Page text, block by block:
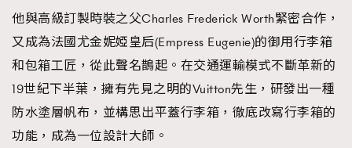
他與高級訂製時裝之父Charles Frederick Worth緊密合作，
又成為法國尤金妮婭皇后(Empress Eugenie)的御用行李箱
和包箱工匠，從此聲名鵲起。在交通運輸模式不斷革新的
19世紀下半葉，擁有先見之明的Vuitton先生，研發出一種
防水塗層帆布，並構思出平蓋行李箱，徹底改寫行李箱的
功能，成為一位設計大師。